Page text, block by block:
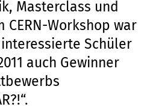
Masterclass und
CERN-Workshop war
Schüler
auch Gewinner